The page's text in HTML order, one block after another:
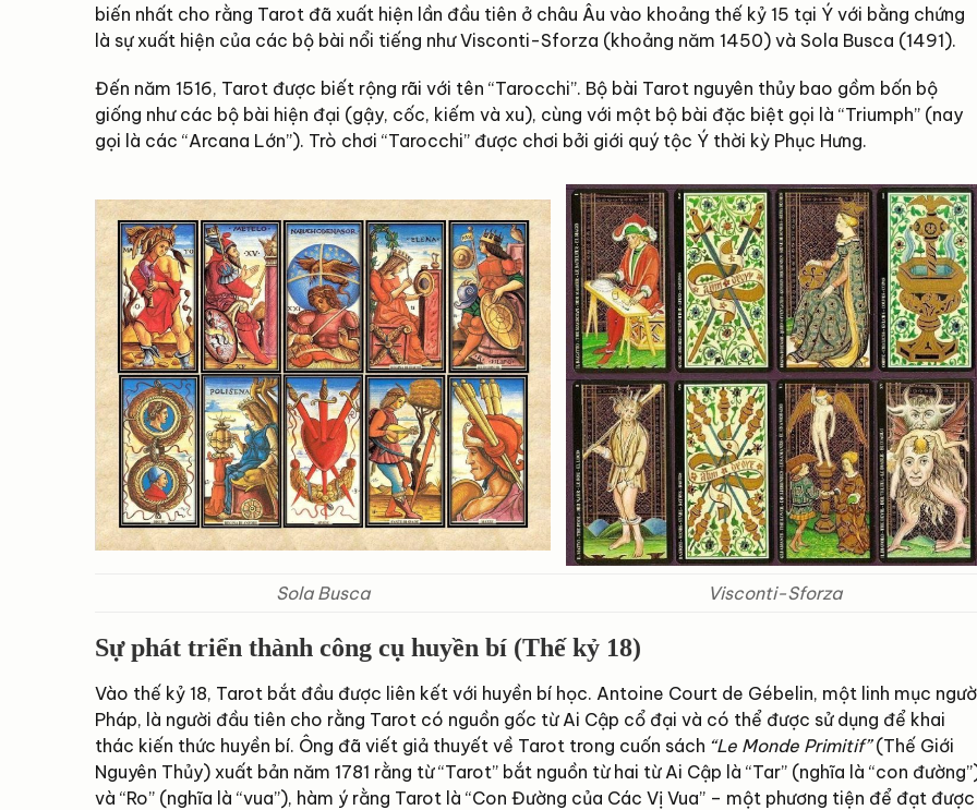
biến nhất cho rằng Tarot đã xuất hiện lần đầu tiên ở châu Âu vào khoảng thế kỷ 15 tại Ý với bằng chứng
là sự xuất hiện của các bộ bài nổi tiếng như Visconti-Sforza (khoảng năm 1450) và Sola Busca (1491).
Đến năm 1516, Tarot được biết rộng rãi với tên “Tarocchi”. Bộ bài Tarot nguyên thủy bao gồm bốn bộ
giống như các bộ bài hiện đại (gậy, cốc, kiếm và xu), cùng với một bộ bài đặc biệt gọi là “Triumph” (nay
gọi là các “Arcana Lớn”). Trò chơi “Tarocchi” được chơi bởi giới quý tộc Ý thời kỳ Phục Hưng.
Sola Busca Visconti-Sforza
Sự phát triển thành công cụ huyền bí (Thế kỷ 18)
Vào thế kỷ 18, Tarot bắt đầu được liên kết với huyền bí học. Antoine Court de Gébelin, một linh mục
Pháp, là người đầu tiên cho rằng Tarot có nguồn gốc từ Ai Cập cổ đại và có thể được sử dụng để khai
thác kiến thức huyền bí. Ông đã viết giả thuyết về Tarot trong cuốn sách “Le Monde Primitif”(Thế Giới
Nguyên Thủy) xuất bản năm 1781 rằng từ “Tarot” bắt nguồn từ hai từ Ai Cập là “Tar” (nghĩa là “con
và “Ro” (nghĩa là “vua”), hàm ý rằng Tarot là “Con Đường của Các Vị Vua” – một phương tiện để đạt được